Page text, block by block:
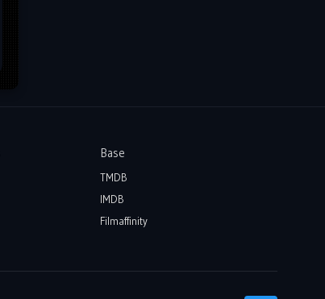
Base
TMDB
IMDB
Filmaffinity